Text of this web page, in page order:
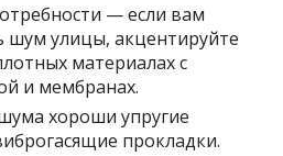
— если вам
шум улицы, акцентируйте
материалах с
и мембранах.
хороши упругие
прокладки.